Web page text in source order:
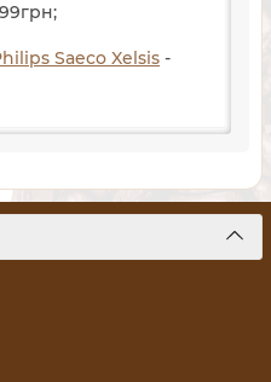
грн;
Saeco Xelsis -